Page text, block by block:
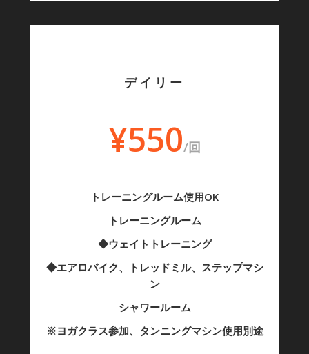
デイリー
¥550/回
トレーニングルーム使用OK
トレーニングルーム
◆ウェイトトレーニング
◆エアロバイク、トレッドミル、ステップマシ
ン
シャワールーム
※ヨガクラス参加、タンニングマシン使用別途